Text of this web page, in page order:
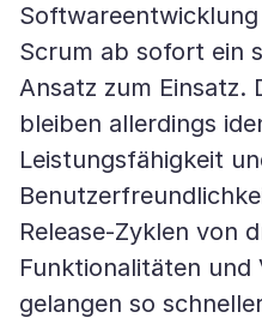
Scrum ab sofort ein
Ansatz zum Einsatz.
bleiben allerdings
Leistungsfähigkeit
Release-Zyklen von
Funktionalitäten und
gelangen so